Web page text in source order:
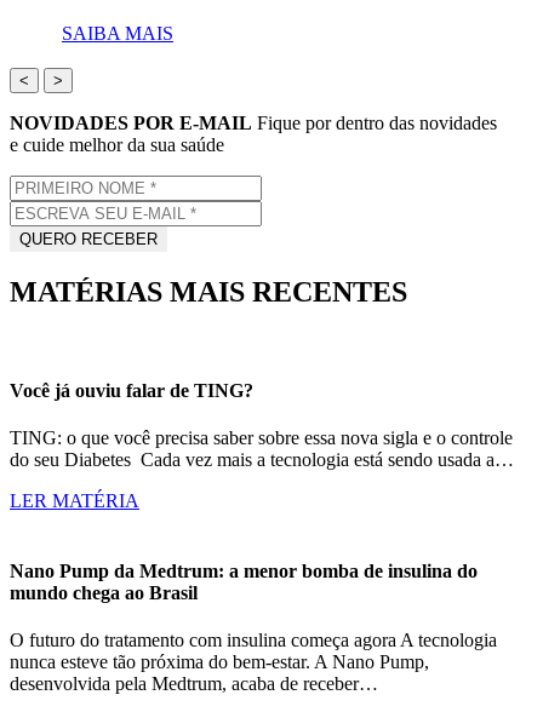
SAIBA MAIS
< >
NOVIDADES POR E-MAIL Fique por dentro das novidades
e cuide melhor da sua saúde
MATÉRIAS MAIS RECENTES
Você já ouviu falar de TING?
TING: o que você precisa saber sobre essa nova sigla e o controle
do seu Diabetes Cada vez mais a tecnologia está sendo usada a…
LER MATÉRIA
Nano Pump da Medtrum: a menor bomba de insulina do
mundo chega ao Brasil
O futuro do tratamento com insulina começa agora A tecnologia
nunca esteve tão próxima do bem-estar. A Nano Pump,
desenvolvida pela Medtrum, acaba de receber…